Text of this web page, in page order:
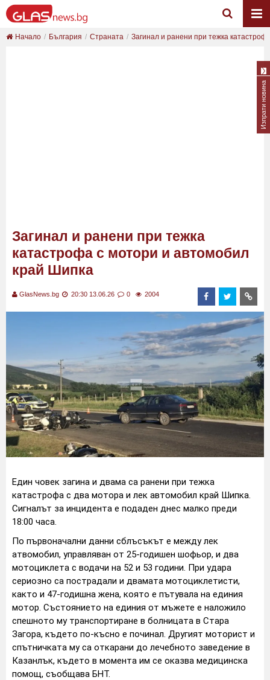
Начало България Страната Загинал и ранени при тежка
Загинал и ранени при тежка
катастрофа с мотори и автомобил
край Шипка
GlasNews.bg 20:30 13.06.26 0 2004
Един човек загина и двама са ранени при тежка
катастрофа с два мотора и лек автомобил край Шипка.
Сигналът за инцидента е подаден днес малко преди
18:00 часа.
По първоначални данни сблъсъкът е между лек
атвомобил, управляван от 25-годишен шофьор, и два
мотоциклета с водачи на 52 и 53 години. При удара
сериозно са пострадали и двамата мотоциклетисти,
както и 47-годишна жена, която е пътувала на единия
мотор. Състоянието на единия от мъжете е наложило
спешното му транспортиране в болницата в Стара
Загора, където по-късно е починал. Другият моторист и
спътничката му са откарани до лечебното заведение в
Казанлък, където в момента им се оказва медицинска
помощ, съобщава БНТ.
Изпрати новина